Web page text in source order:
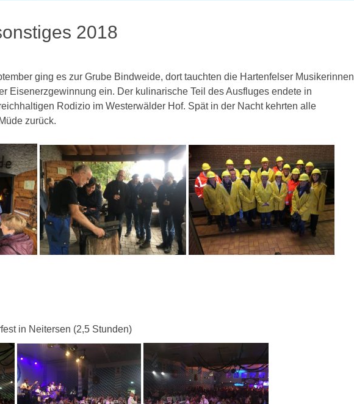
2018
ging es zur Grube Bindweide, dort tauchten die Hartenfelser Musikerinnen
Eisenerzgewinnung ein. Der kulinarische Teil des Ausfluges endete in
Rodizio im Westerwälder Hof. Spät in der Nacht kehrten alle
zurück.
in Neitersen (2,5 Stunden)